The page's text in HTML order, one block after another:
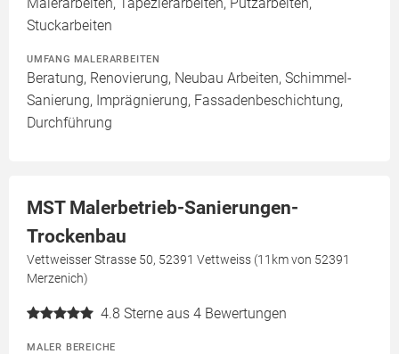
Stuckarbeiten
UMFANG MALERARBEITEN
Beratung, Renovierung, Neubau Arbeiten, Schimmel-
Sanierung, Imprägnierung, Fassadenbeschichtung,
Durchführung
MST Malerbetrieb-Sanierungen-
Trockenbau
Vettweisser Strasse 50, 52391 Vettweiss (11km von 52391
Merzenich)
4.8 Sterne aus 4 Bewertungen
MALER BEREICHE